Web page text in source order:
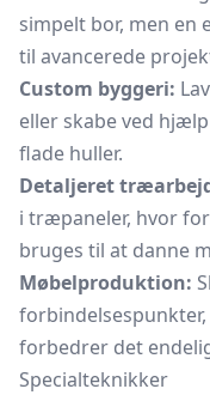
simpelt bor, men en
til avancerede
Custom byggeri:
eller skabe ved
flade huller.
Detaljeret
i træpaneler, hvor
bruges til at danne
Møbelproduktion:
forbedrer det
Specialteknikker